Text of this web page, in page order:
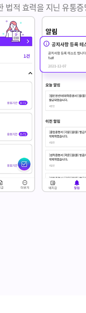
법적 효력을 지닌 유통증